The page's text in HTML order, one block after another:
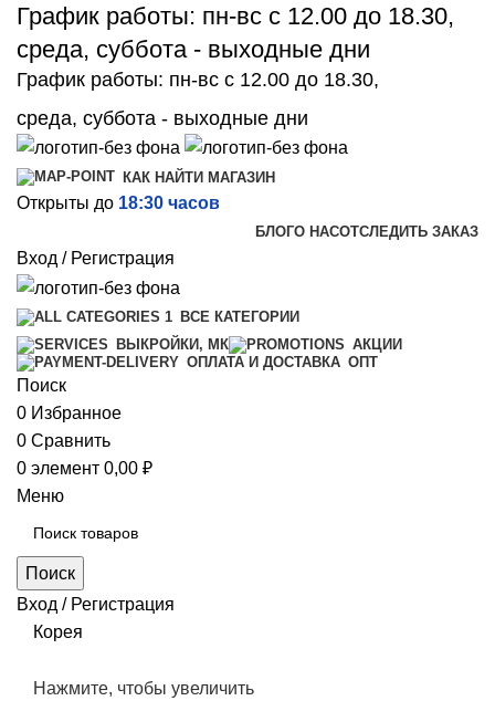
График работы: пн-вс с 12.00 до 18.30,
среда, суббота - выходные дни
График работы: пн-вс с 12.00 до 18.30,
среда, суббота - выходные дни
КАК НАЙТИ МАГАЗИН
Открыты до 18:30 часов
БЛОГО НАСОТСЛЕДИТЬ ЗАКАЗ
Вход / Регистрация
ВСЕ КАТЕГОРИИ
ВЫКРОЙКИ, МК
АКЦИИ
ОПЛАТА И ДОСТАВКА ОПТ
Поиск
0 Избранное
0 Сравнить
0 элемент 0,00 ₽
Меню
Поиск
Вход / Регистрация
Корея
Нажмите, чтобы увеличить